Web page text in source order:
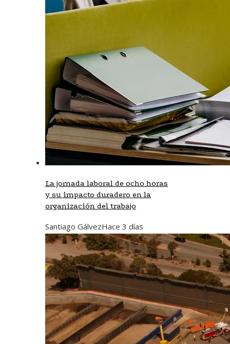
La jornada laboral de ocho horas
y su impacto duradero en la
organización del trabajo
Santiago GálvezHace 3 días